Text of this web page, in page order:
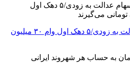
واریز سود سهام عدالت به زودی/۵ دهک اول وام ۳۰ میلیون